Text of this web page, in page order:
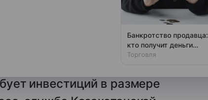
намерены
инвестиций в размере
Банкротство продавца:
кто получит деньги
первым
Торговля